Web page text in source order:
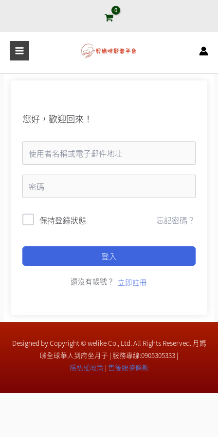
容
您好，歡迎回來！
保持登錄狀態 忘記密碼？
登入
還沒有帳號？ 立即註冊
Designed by Copyright © welike Co., Ltd. All Rights Reserved. 月媽
咪全球華人到府坐月子 | 服務專線:0905305333 |
隱私權政策 | 售後服務條款